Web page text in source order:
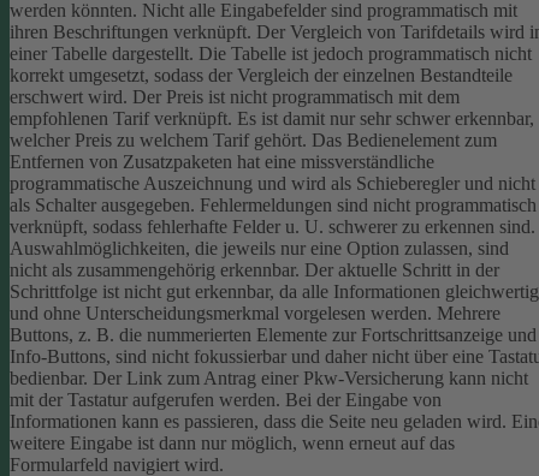
werden könnten. Nicht alle Eingabefelder sind programmatisch mit
ihren Beschriftungen verknüpft. Der Vergleich von Tarifdetails wird
einer Tabelle dargestellt. Die Tabelle ist jedoch programmatisch nicht
korrekt umgesetzt, sodass der Vergleich der einzelnen Bestandteile
erschwert wird. Der Preis ist nicht programmatisch mit dem
empfohlenen Tarif verknüpft. Es ist damit nur sehr schwer erkennbar,
welcher Preis zu welchem Tarif gehört. Das Bedienelement zum
Entfernen von Zusatzpaketen hat eine missverständliche
programmatische Auszeichnung und wird als Schieberegler und nicht
als Schalter ausgegeben. Fehlermeldungen sind nicht programmatisch
verknüpft, sodass fehlerhafte Felder u. U. schwerer zu erkennen sind.
Auswahlmöglichkeiten, die jeweils nur eine Option zulassen, sind
nicht als zusammengehörig erkennbar. Der aktuelle Schritt in der
Schrittfolge ist nicht gut erkennbar, da alle Informationen gleichwertig
und ohne Unterscheidungsmerkmal vorgelesen werden. Mehrere
Buttons, z. B. die nummerierten Elemente zur Fortschrittsanzeige und
Info-Buttons, sind nicht fokussierbar und daher nicht über eine
bedienbar. Der Link zum Antrag einer Pkw-Versicherung kann nicht
mit der Tastatur aufgerufen werden. Bei der Eingabe von
Informationen kann es passieren, dass die Seite neu geladen wird.
weitere Eingabe ist dann nur möglich, wenn erneut auf das
Formularfeld navigiert wird.